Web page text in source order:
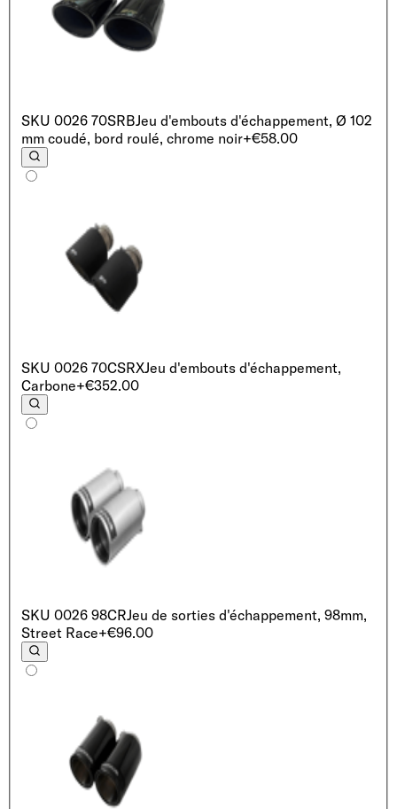
SKU 0026 70SRBJeu d'embouts d'échappement, Ø 102
mm coudé, bord roulé, chrome noir+€58.00
SKU 0026 70CSRXJeu d'embouts d'échappement,
Carbone+€352.00
SKU 0026 98CRJeu de sorties d'échappement, 98mm,
Street Race+€96.00